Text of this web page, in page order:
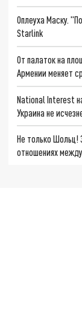
Оплеуха Маску.
Starlink
От палаток на
Армении меняет
National Interest
Украина не
Не только Шольц!
отношениях